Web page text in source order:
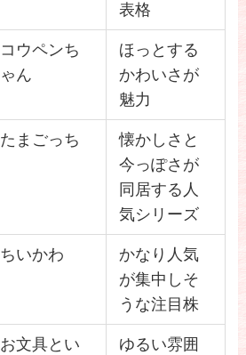
表格
コウペンち
ゃん
ほっとする
かわいさが
魅力
たまごっち
懐かしさと
今っぽさが
同居する人
気シリーズ
ちいかわ
かなり人気
が集中しそ
うな注目株
お文具とい
ゆるい雰囲